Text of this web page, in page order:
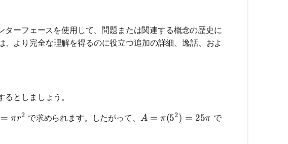
ターフェースを使用して、問題または関連する概念の歴史に
より完全な理解を得るのに役立つ追加の詳細、逸話、およ
としましょう。
πr^2
= πr2 で求められます。したがって、 A = π(5^2) = 25π
A = π(52) = 25π で